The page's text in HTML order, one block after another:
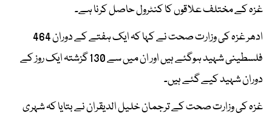
غزہ کے مختلف علاقوں کا کنٹرول حاصل کرنا ہے۔
ادھر غزہ کی وزارت صحت نے کہا کہ ایک ہفتے کے دوران 464
فلسطینی شہید ہوگئے ہیں اور ان میں سے 130 گزشتہ ایک روز کے
دوران شہید کیے گئے ہیں۔
غزہ کی وزارت صحت کے ترجمان خلیل الدیقران نے بتایا کہ شہری